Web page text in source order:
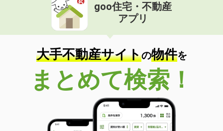
goo住宅・不動産
アプリ
大手不動産サイトの物件を
まとめて検索！